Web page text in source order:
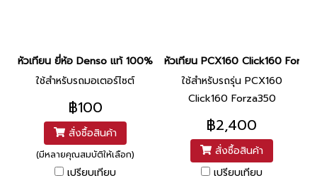
หัวเทียน ยี่ห้อ Denso แท้ 100% By ไทยนำอะไหล่ยนต์
ใช้สำหรับรถมอเตอร์ไซต์
฿100
สั่งซื้อสินค้า
(มีหลายคุณสมบัติให้เลือก)
เปรียบเทียบ
หัวเทียน PCX160 Click160
ใช้สำหรับรถรุ่น PCX160
Click160 Forza350
฿2,400
สั่งซื้อสินค้า
เปรียบเทียบ